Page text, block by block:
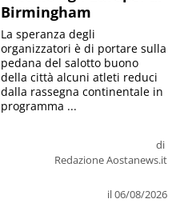
Birmingham
di
Redazione Aostanews.it
il 06/08/2026
La speranza degli
organizzatori è di portare sulla
pedana del salotto buono
della città alcuni atleti reduci
dalla rassegna continentale in
programma ...